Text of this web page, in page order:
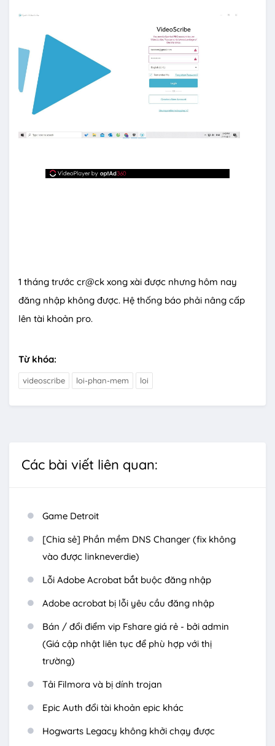
1 tháng trước cr@ck xong xài được nhưng hôm nay
đăng nhập không được. Hệ thống báo phải nâng cấp
lên tài khoản pro.
Từ khóa:
videoscribe loi-phan-mem loi
Các bài viết liên quan:
Game Detroit
[Chia sẻ] Phần mềm DNS Changer (fix không
vào được linkneverdie)
Lỗi Adobe Acrobat bắt buộc đăng nhập
Adobe acrobat bị lỗi yêu cầu đăng nhập
Bán / đổi điểm vip Fshare giá rẻ - bởi admin
(Giá cập nhật liên tục để phù hợp với thị
trường)
Tải Filmora và bị dính trojan
Epic Auth đổi tài khoản epic khác
Hogwarts Legacy không khởi chạy được